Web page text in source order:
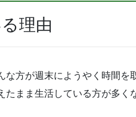
理由
方が週末にようやく時間を
まま生活している方が多く